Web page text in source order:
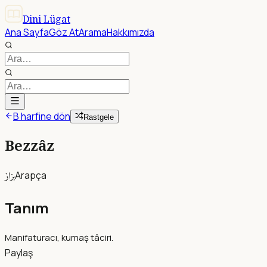
Dini Lügat
Ana SayfaGöz AtAramaHakkımızda
B harfine dön Rastgele
Bezzâz
بزازArapça
Tanım
Manifaturacı, kumaş tâciri.
Paylaş